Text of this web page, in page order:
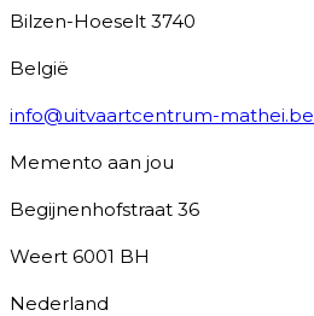
Bilzen-Hoeselt 3740
België
info@uitvaartcentrum-mathei.be
Memento aan jou
Begijnenhofstraat 36
Weert 6001 BH
Nederland